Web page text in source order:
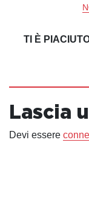
TI È
Lascia
Devi essere